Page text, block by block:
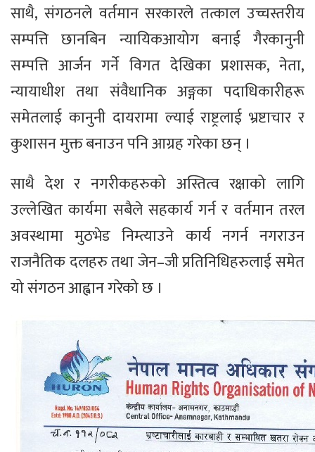
साथै, संगठनले वर्तमान सरकारले तत्काल उच्चस्तरीय
सम्पत्ति छानबिन न्यायिकआयोग बनाई गैरकानुनी
सम्पत्ति आर्जन गर्ने विगत देखिका प्रशासक, नेता,
न्यायाधीश तथा संवैधानिक अङ्गका पदाधिकारीहरू
समेतलाई कानुनी दायरामा ल्याई राष्ट्रलाई भ्रष्टाचार र
कुशासन मुक्त बनाउन पनि आग्रह गरेका छन् ।
साथै देश र नगरीकहरुको अस्तित्व रक्षाको लागि
उल्लेखित कार्यमा सबैले सहकार्य गर्न र वर्तमान तरल
अवस्थामा मुठभेड निम्त्याउने कार्य नगर्न नगराउन
राजनैतिक दलहरु तथा जेन–जी प्रतिनिधिहरुलाई समेत
यो संगठन आह्वान गरेको छ ।